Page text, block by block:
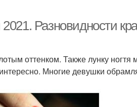
Разновидности
оттенком. Также лунку ногтя
Многие девушки